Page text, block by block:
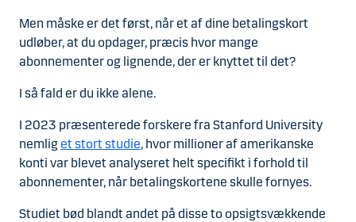
Men måske er det først, når et af dine betalingskort
udløber, at du opdager, præcis hvor mange
abonnementer og lignende, der er knyttet til det?
I så fald er du ikke alene.
I 2023 præsenterede forskere fra Stanford University
nemlig et stort studie, hvor millioner af amerikanske
konti var blevet analyseret helt specifikt i forhold til
abonnementer, når betalingskortene skulle fornyes.
Studiet bød blandt andet på disse to opsigtsvækkende